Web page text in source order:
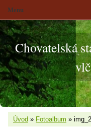
Chovatelská
Úvod » Fotoalbum »
Menu